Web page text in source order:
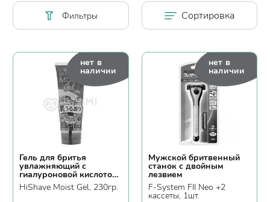
Фильтры Сортировка
нет в
наличии
Гель для бритья
увлажняющий с
гиалуроновой кислотой
и коэнзимом Q10
HiShave Moist Gel, 230гр.
нет в
наличии
Мужской бритвенный
станок с двойным
лезвием
F-System FII Neo +2
кассеты, 1шт.